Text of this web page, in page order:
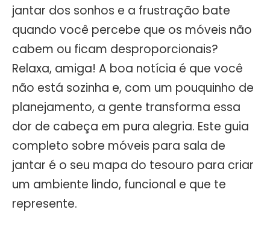
jantar dos sonhos e a frustração bate
quando você percebe que os móveis não
cabem ou ficam desproporcionais?
Relaxa, amiga! A boa notícia é que você
não está sozinha e, com um pouquinho de
planejamento, a gente transforma essa
dor de cabeça em pura alegria. Este guia
completo sobre móveis para sala de
jantar é o seu mapa do tesouro para criar
um ambiente lindo, funcional e que te
represente.